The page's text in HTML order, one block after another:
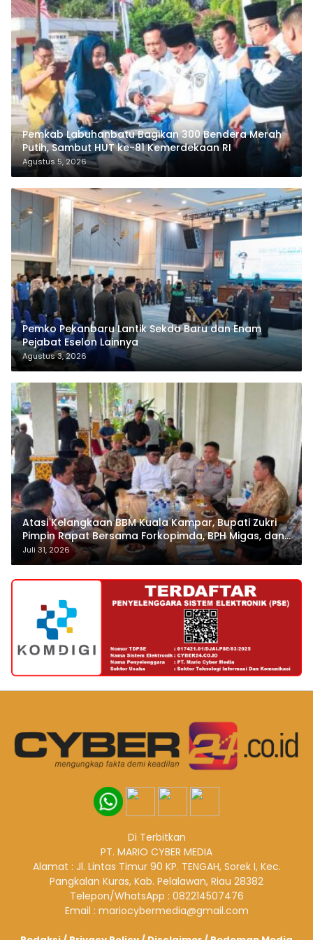
Pemkab Labuhanbatu Bagikan 300 Bendera Merah
Putih, Sambut HUT ke-81 Kemerdekaan RI
Agustus 5, 2026
Pemko Pekanbaru Lantik Sekda Baru dan Enam
Pejabat Eselon Lainnya
Agustus 3, 2026
Atasi Kelangkaan BBM Kuala Kampar, Bupati Zukri
Pimpin Rapat Bersama Forkopimda, BPH Migas, dan
Pertamina
Juli 31, 2026
Di Terbitkan
PT. MARIO CYBER MEDIA
Alamat : Jl. Lintas Timur 90 KP. TENGAH, Sorek I, Kec.
Pangkalan Kuras, Kab. Pelalawan, Riau 28382
Telepon/WhatsApp : 082214507476
Email : mariocybermedia@gmail.com